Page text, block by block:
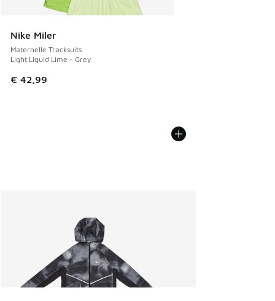
Nike Miler
Maternelle Tracksuits
Light Liquid Lime - Grey
€ 42,99